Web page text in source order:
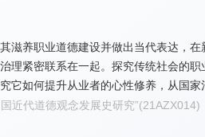
滋养职业道德建设并做出当代表达，
理紧密联系在一起。探究传统社会的
它如何提升从业者的心性修养，从国
性发展，促进新时代的职业道德建设。
近代道德观念发展史研究”(21AZX014)